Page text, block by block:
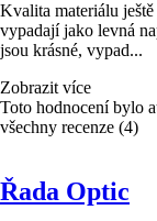
Kvalita materiálu
vypadají jako levná
jsou krásné, vypad...
Zobrazit více
Toto hodnocení bylo
všechny recenze (4)
Řada Optic